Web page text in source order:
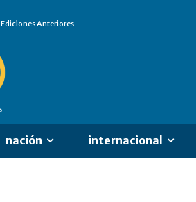
Ediciones Anteriores
nación internacional